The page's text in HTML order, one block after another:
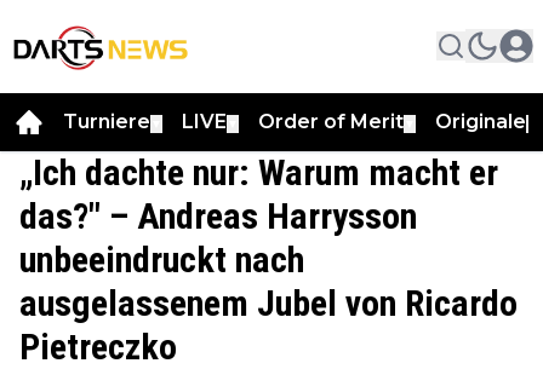
Turniere LIVE Order of Merit Originale
„Ich dachte nur: Warum macht er
das?" – Andreas Harrysson
unbeeindruckt nach
ausgelassenem Jubel von Ricardo
Pietreczko